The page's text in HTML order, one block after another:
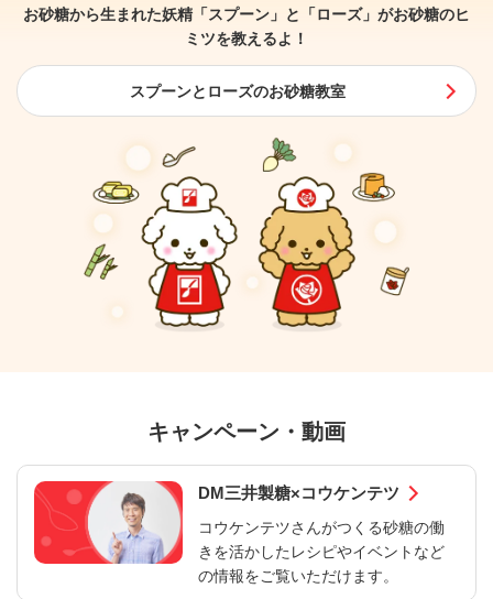
お砂糖から生まれた妖精「スプーン」と「ローズ」がお砂糖のヒ
ミツを教えるよ！
スプーンとローズのお砂糖教室
キャンペーン・動画
DM三井製糖×コウケンテツ
コウケンテツさんがつくる砂糖の働
きを活かしたレシピやイベントなど
の情報をご覧いただけます。